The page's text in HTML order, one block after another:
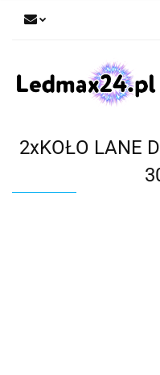
2xKOŁO LANE